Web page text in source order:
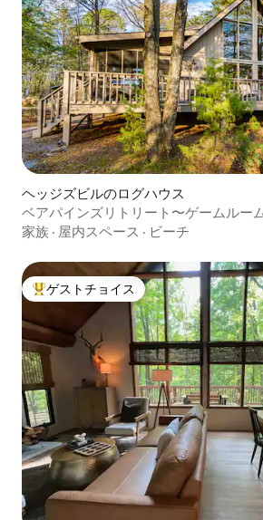
ヘッジズビルのログハウス
ベアパインズリトリート〜ゲームルー
ーチ
家族 · 屋内スペース · ビーチ
大好評のゲストチョイスです。
ゲストチョイス